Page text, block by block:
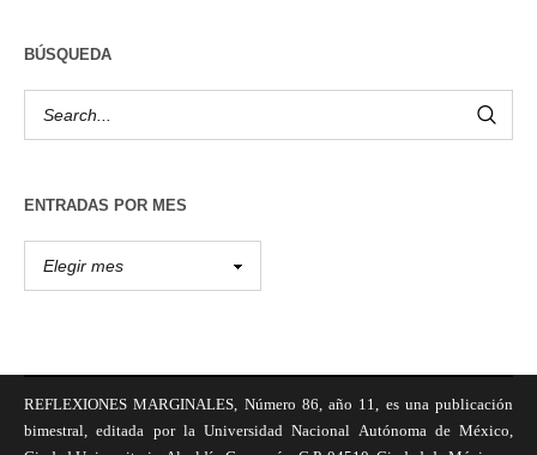
BÚSQUEDA
ENTRADAS POR MES
REFLEXIONES MARGINALES, Número 86, año 11, es una publicación
bimestral, editada por la Universidad Nacional Autónoma de México,